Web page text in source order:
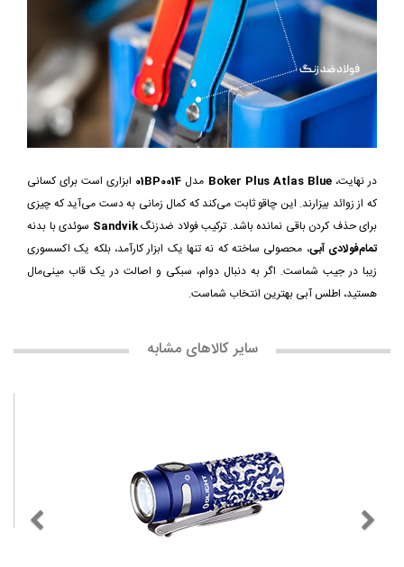
در نهایت،Boker Plus Atlas Blue مدل 01BP0014 ابزاری است برای کسانی
که از زوائد بیزارند. این چاقو ثابت می‌کند که کمال زمانی به دست می‌آید که چیزی
برای حذف کردن باقی نمانده باشد. ترکیب فولاد ضدزنگSandvik سوئدی با بدنه
تمام‌فولادی آبی، محصولی ساخته که نه تنها یک ابزار کارآمد، بلکه یک اکسسوری
زیبا در جیب شماست. اگر به دنبال دوام، سبکی و اصالت در یک قاب مینی‌مال
هستید، اطلس آبی بهترین انتخاب شماست.
سایر کالاهای مشابه